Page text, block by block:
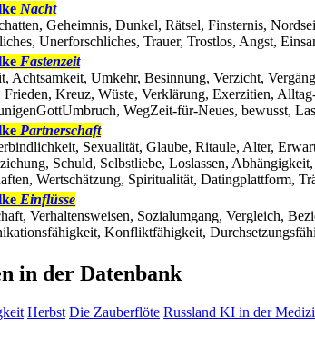
Nacht
Geheimnis, Dunkel, Rätsel, Finsternis,
Unerforschliches, Trauer, Trostlos, Angst,
Fastenzeit
Achtsamkeit, Umkehr, Besinnung, Verzicht,
Kreuz, Wüste, Verklärung, Exerzitien,
WegZeit-für-Neues, bewusst,
Partnerschaft
Sexualität, Glaube, Ritaule, Alter,
Schuld, Selbstliebe, Loslassen,
Wertschätzung, Spiritualität, Datingplattform,
Einflüsse
Verhaltensweisen, Sozialumgang, Vergleich,
Konfliktfähigkeit,
in der Datenbank
Herbst Die Zauberflöte Russland KI in der